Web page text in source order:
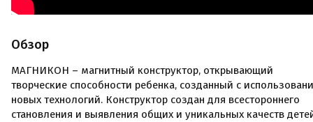
Обзор
МАГНИКОН – магнитный конструктор, открывающий
творческие способности ребенка, созданный с
новых технологий. Конструктор создан для всестороннего
становления и выявления общих и уникальных качеств